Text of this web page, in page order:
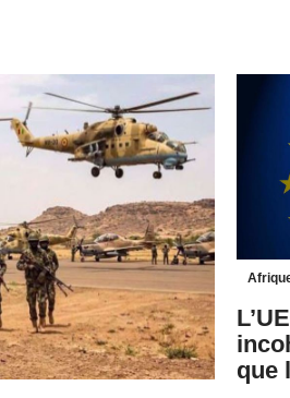
que